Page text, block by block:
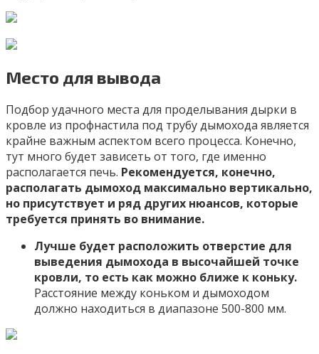
Место для вывода
Подбор удачного места для проделывания дырки в
кровле из профнастила под трубу дымохода является
крайне важным аспектом всего процесса. Конечно,
тут много будет зависеть от того, где именно
располагается печь. Рекомендуется, конечно,
располагать дымоход максимально вертикально,
но присутствует и ряд других нюансов, которые
требуется принять во внимание.
Лучше будет расположить отверстие для
выведения дымохода в высочайшей точке
кровли, то есть как можно ближе к коньку.
Расстояние между коньком и дымоходом
должно находиться в диапазоне 500-800 мм.